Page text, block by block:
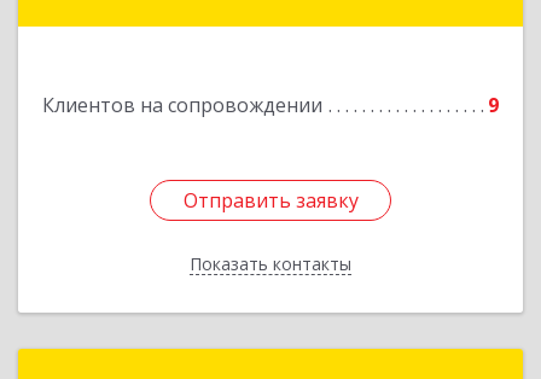
Клиентов на сопровождении 9
Отправить заявку
Показать контакты
Отправить заявку
Назад